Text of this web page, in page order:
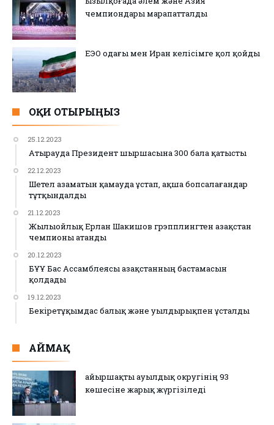
чемпиондары марапатталды
ЕЭО одағы мен Иран келісімге қол қойды
ОҚИ ОТЫРЫҢЫЗ
25.12.2023
Атырауда Президент шыршасына 300 бала қатысты
22.12.2023
Шетел азаматын қамауда ұстап, ақша бопсалағандар
тұтқындалды
21.12.2023
Жылыойлық Ерлан Шакишов грэпплингтен Қазақстан
чемпионы атанды
20.12.2023
БҰҰ Бас Ассамблеясы Қазақстанның бастамасын
қолдады
19.12.2023
Бекіретұқымдас балық және уылдырықпен ұсталды
АЙМАҚ
Қайыршақты ауылдық округінің 93
көшесіне жарық жүргізіледі